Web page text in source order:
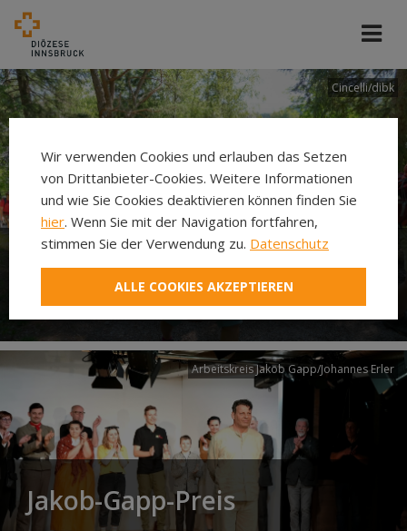
Cincelli/dibk
Neuer Pilgerweg Via
Laudato si’
Arbeitskreis Jakob Gapp/Johannes Erler
Jakob-Gapp-Preis
Wir verwenden Cookies und erlauben das Setzen
von Drittanbieter-Cookies. Weitere Informationen
und wie Sie Cookies deaktivieren können finden Sie
hier. Wenn Sie mit der Navigation fortfahren,
stimmen Sie der Verwendung zu. Datenschutz
ALLE COOKIES AKZEPTIEREN